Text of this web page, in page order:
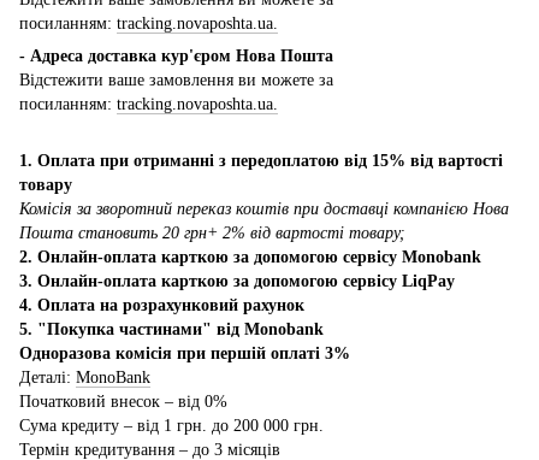
посиланням: tracking.novaposhta.ua.
- Адреса доставка кур'єром Нова Пошта
Відстежити ваше замовлення ви можете за
посиланням: tracking.novaposhta.ua.
1. Оплата при отриманні з передоплатою від 15% від вартості
товару
Комісія за зворотний переказ коштів при доставці компанією Нова
Пошта становить 20 грн+ 2% від вартості товару;
2. Онлайн-оплата карткою за допомогою сервісу Monobank
3. Онлайн-оплата карткою за допомогою сервісу LiqPay
4. Оплата на розрахунковий рахунок
5. "Покупка частинами" від Monobank
Одноразова комісія при першій оплаті 3%
Деталі: MonoBank
Початковий внесок – від 0%
Сума кредиту – від 1 грн. до 200 000 грн.
Термін кредитування – до 3 місяців